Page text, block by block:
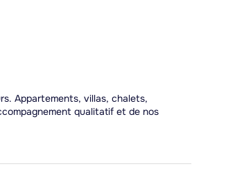
Appartements, villas, chalets,
qualitatif et de nos